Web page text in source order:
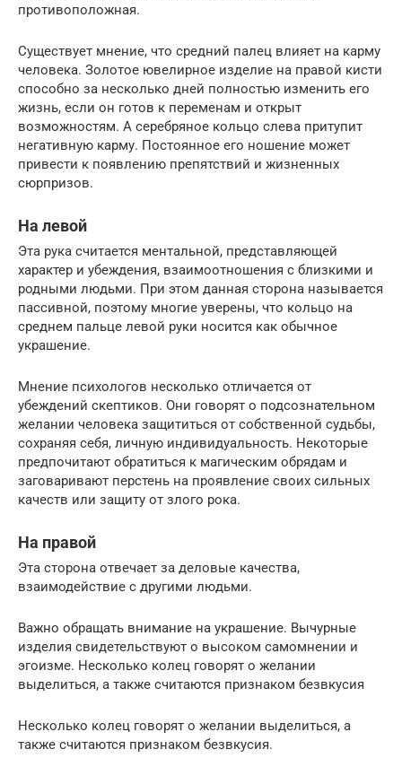
противоположная.
Существует мнение, что средний палец влияет на карму
человека. Золотое ювелирное изделие на правой кисти
способно за несколько дней полностью изменить его
жизнь, если он готов к переменам и открыт
возможностям. А серебряное кольцо слева притупит
негативную карму. Постоянное его ношение может
привести к появлению препятствий и жизненных
сюрпризов.
На левой
Эта рука считается ментальной, представляющей
характер и убеждения, взаимоотношения с близкими и
родными людьми. При этом данная сторона называется
пассивной, поэтому многие уверены, что кольцо на
среднем пальце левой руки носится как обычное
украшение.
Мнение психологов несколько отличается от
убеждений скептиков. Они говорят о подсознательном
желании человека защититься от собственной судьбы,
сохраняя себя, личную индивидуальность. Некоторые
предпочитают обратиться к магическим обрядам и
заговаривают перстень на проявление своих сильных
качеств или защиту от злого рока.
На правой
Эта сторона отвечает за деловые качества,
взаимодействие с другими людьми.
Важно обращать внимание на украшение. Вычурные
изделия свидетельствуют о высоком самомнении и
эгоизме. Несколько колец говорят о желании
выделиться, а также считаются признаком безвкусия
Несколько колец говорят о желании выделиться, а
также считаются признаком безвкусия.